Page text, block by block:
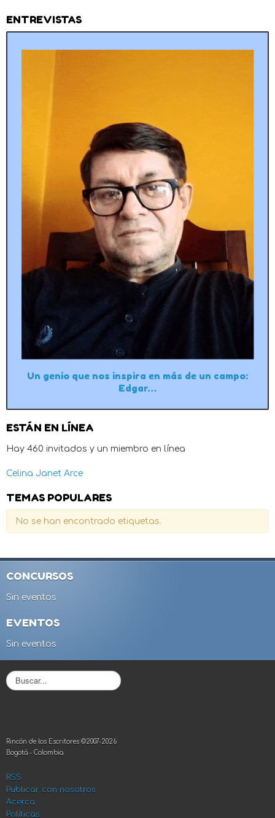
ENTREVISTAS
Un genio que nos inspira en más de un campo:
Edgar…
ESTÁN EN LÍNEA
Hay 460 invitados y un miembro en línea
Celina Janet Arce
TEMAS POPULARES
No se han encontrado etiquetas.
CONCURSOS
Sin eventos
EVENTOS
Sin eventos
B
u
r
.
.
Rincón de los Escritores ©2007-2026
Bogotá - Colombia
RSS
Publicar con nosotros
Acerca
Políticas